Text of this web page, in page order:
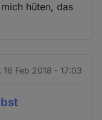
hüten, das
16 Feb 2018 - 17:03